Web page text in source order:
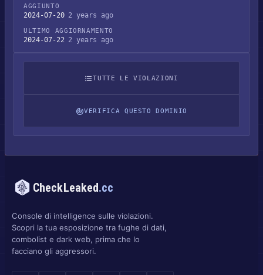
AGGIUNTO
2024-07-20 2 years ago
ULTIMO AGGIORNAMENTO
2024-07-22 2 years ago
TUTTE LE VIOLAZIONI
VERIFICA QUESTO DOMINIO
CheckLeaked.cc
Console di intelligence sulle violazioni.
Scopri la tua esposizione tra fughe di dati,
combolist e dark web, prima che lo
facciano gli aggressori.